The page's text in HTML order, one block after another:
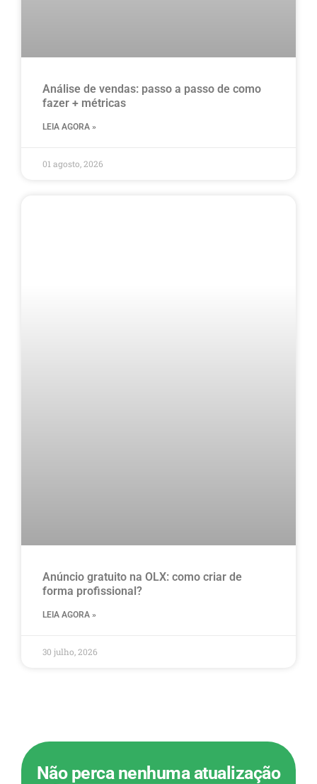
Análise de vendas: passo a passo de como
fazer + métricas
LEIA AGORA »
01 agosto, 2026
Anúncio gratuito na OLX​: como criar de
forma profissional?
LEIA AGORA »
30 julho, 2026
Não perca nenhuma atualização